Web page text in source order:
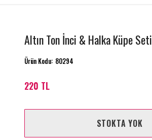
Altın Ton İnci & Halka Küpe Seti
Ürün Kodu: 80294
220 TL
STOKTA YOK